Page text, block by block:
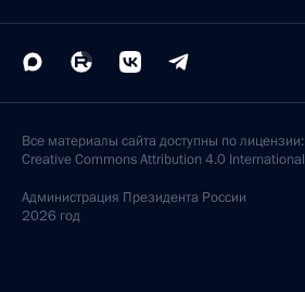
Все материалы сайта доступны по лицензии:
Creative Commons Attribution 4.0 International
Администрация Президента России
2026 год